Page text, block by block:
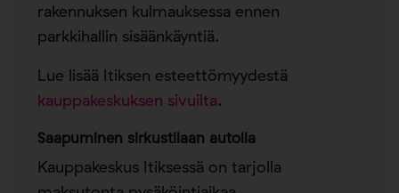
rakennuksen kulmauksessa ennen
parkkihallin sisäänkäyntiä.
Lue lisää Itiksen esteettömyydestä
kauppakeskuksen sivuilta.
Saapuminen sirkustilaan autolla
Kauppakeskus Itiksessä on tarjolla